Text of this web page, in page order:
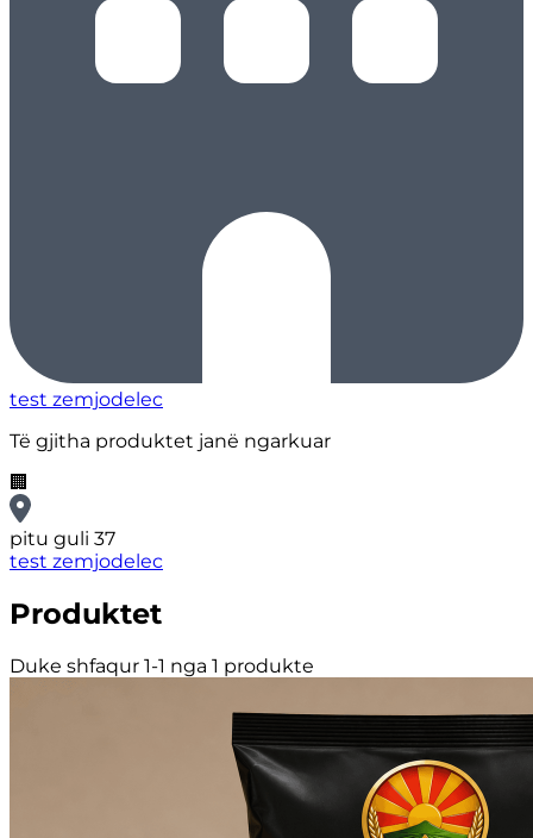
test zemjodelec
Të gjitha produktet janë ngarkuar
🏢
pitu guli 37
test zemjodelec
Produktet
Duke shfaqur 1-1 nga 1 produkte